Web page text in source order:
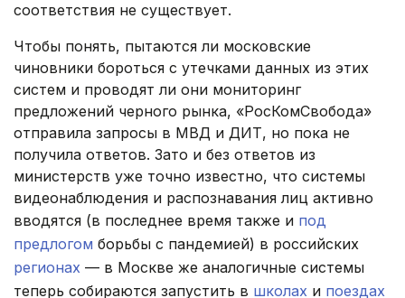
соответствия не существует.
Чтобы понять, пытаются ли московские
чиновники бороться с утечками данных из этих
систем и проводят ли они мониторинг
предложений черного рынка, «РосКомСвобода»
отправила запросы в МВД и ДИТ, но пока не
получила ответов. Зато и без ответов из
министерств уже точно известно, что системы
видеонаблюдения и распознавания лиц активно
вводятся (в последнее время также и под
предлогом борьбы с пандемией) в российских
регионах — в Москве же аналогичные системы
теперь собираются запустить в школах и поездах